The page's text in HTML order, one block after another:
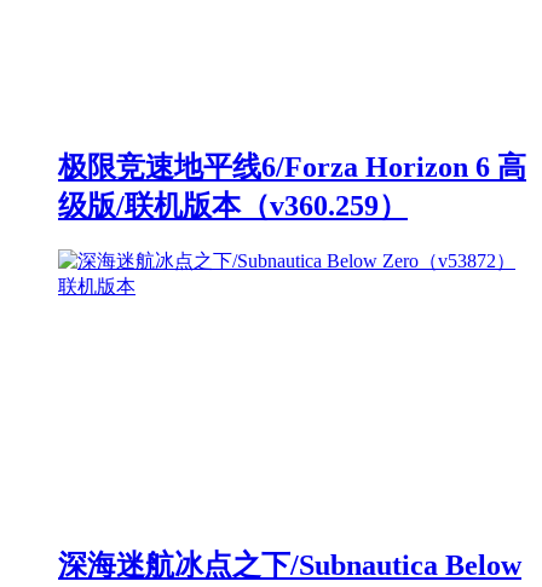
极限竞速地平线6/Forza Horizon 6 高
级版/联机版本（v360.259）
深海迷航冰点之下/Subnautica Below